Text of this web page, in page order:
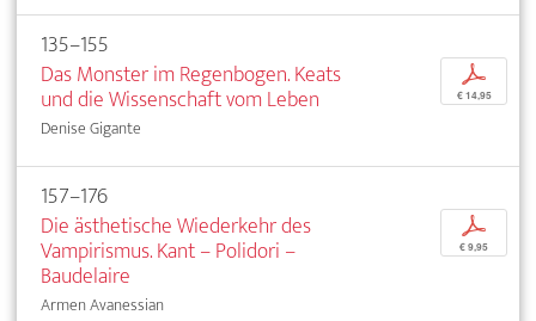
135–155
Das Monster im Regenbogen. Keats
und die Wissenschaft vom Leben
Denise Gigante
p
€ 14,95
157–176
Die ästhetische Wiederkehr des
Vampirismus. Kant – Polidori –
Baudelaire
Armen Avanessian
p
€ 9,95